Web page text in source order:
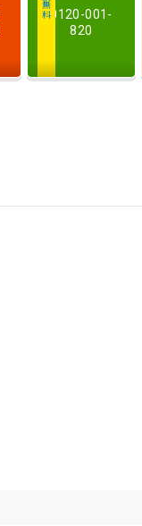
0120-001-
820